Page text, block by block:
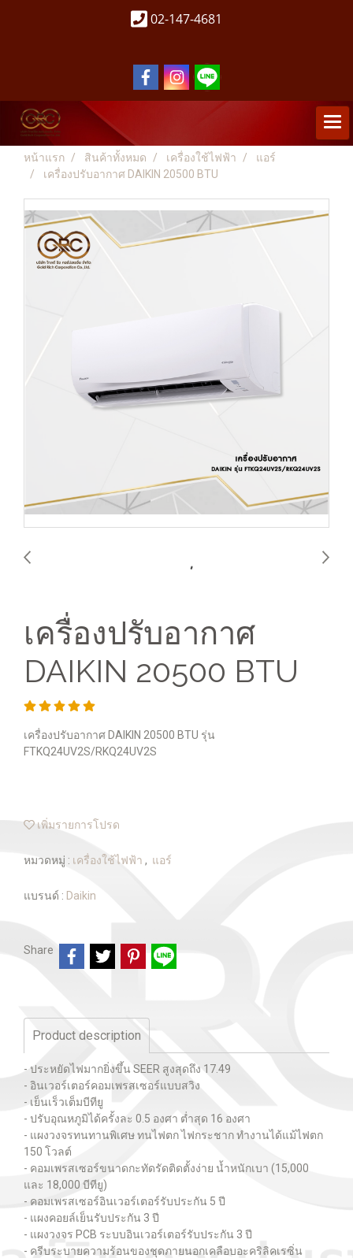
02-147-4681
หน้าแรก สินค้าทั้งหมด เครื่องใช้ไฟฟ้า
แอร์
เครื่องปรับอากาศ DAIKIN 20500 BTU
เครื่องปรับอากาศ
DAIKIN 20500 BTU
เครื่องปรับอากาศ DAIKIN 20500 BTU รุ่น
FTKQ24UV2S/RKQ24UV2S
เพิ่มรายการโปรด
หมวดหมู่ : เครื่องใช้ไฟฟ้า , แอร์
แบรนด์ : Daikin
Share
Product description
- ประหยัดไฟมากยิ่งขึ้น SEER สูงสุดถึง 17.49
- อินเวอร์เตอร์คอมเพรสเซอร์แบบสวิง
- เย็นเร็วเต็มบีทียู
- ปรับอุณหภูมิได้ครั้งละ 0.5 องศา ต่ำสุด 16 องศา
- แผงวงจรทนทานพิเศษ ทนไฟตก ไฟกระชาก ทำงานได้แม้ไฟตก
150 โวลต์
- คอมเพรสเซอร์ขนาดกะทัดรัดติดตั้งง่าย น้ำหนักเบา (15,000
และ 18,000 บีทียู)
- คอมเพรสเซอร์อินเวอร์เตอร์รับประกัน 5 ปี
- แผงคอยล์เย็นรับประกัน 3 ปี
- แผงวงจร PCB ระบบอินเวอร์เตอร์รับประกัน 3 ปี
- ครีบระบายความร้อนของชุดภายนอกเคลือบอะคริลิคเรซิ่น